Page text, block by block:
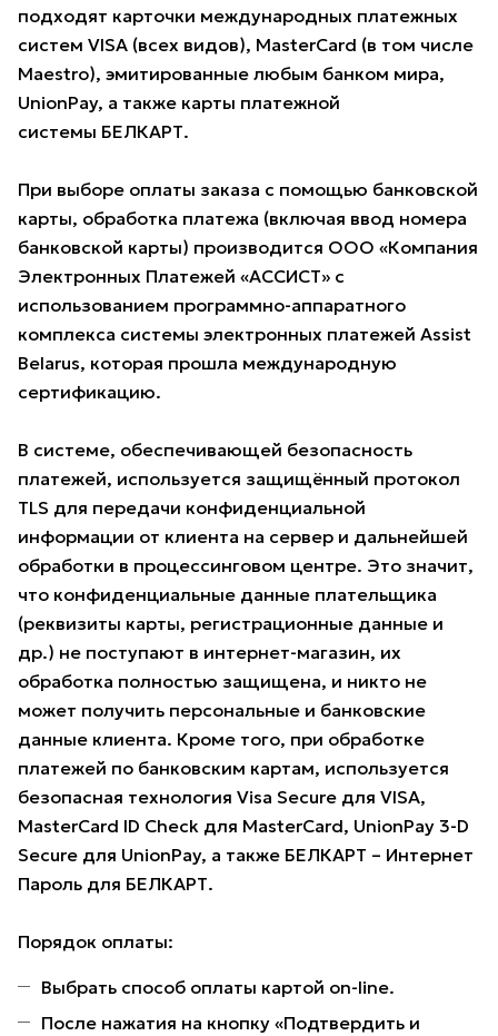
подходят карточки международных платежных
систем VISA (всех видов), MasterCard (в том числе
Maestro), эмитированные любым банком мира,
UnionPay, а также карты платежной
системы БЕЛКАРТ.
При выборе оплаты заказа с помощью банковской
карты, обработка платежа (включая ввод номера
банковской карты) производится ООО «Компания
Электронных Платежей «АССИСТ» с
использованием программно-аппаратного
комплекса системы электронных платежей Assist
Belarus, которая прошла международную
сертификацию.
В системе, обеспечивающей безопасность
платежей, используется защищённый протокол
TLS для передачи конфиденциальной
информации от клиента на сервер и дальнейшей
обработки в процессинговом центре. Это значит,
что конфиденциальные данные плательщика
(реквизиты карты, регистрационные данные и
др.) не поступают в интернет-магазин, их
обработка полностью защищена, и никто не
может получить персональные и банковские
данные клиента. Кроме того, при обработке
платежей по банковским картам, используется
безопасная технология Visa Secure для VISA,
MasterCard ID Check для MasterCard, UnionPay 3-D
Secure для UnionPay, а также БЕЛКАРТ – Интернет
Пароль для БЕЛКАРТ.
Порядок оплаты:
Выбрать способ оплаты картой on-line.
После нажатия на кнопку «Подтвердить и